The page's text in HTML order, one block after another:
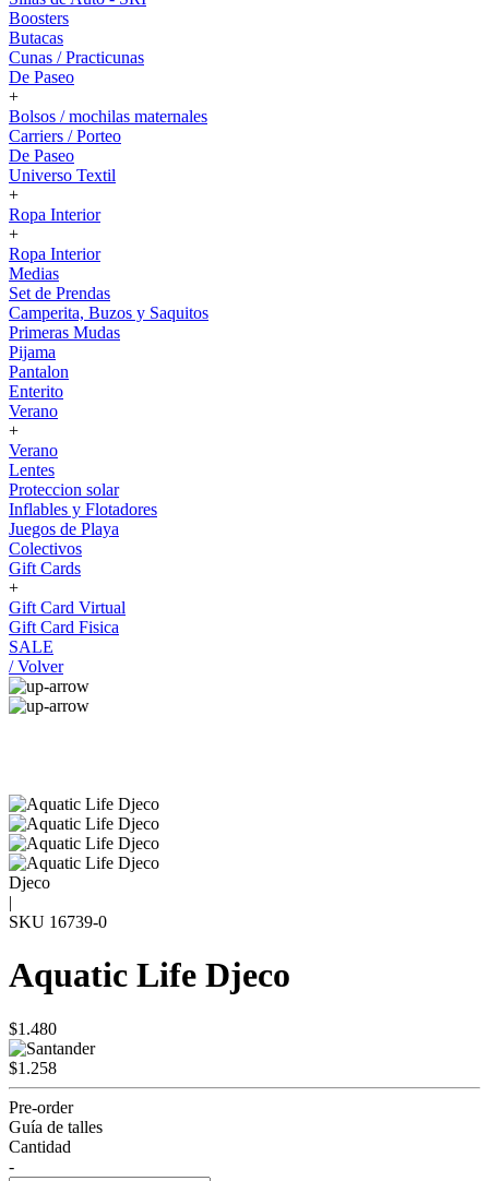
Boosters
Butacas
Cunas / Practicunas
De Paseo
+
Bolsos / mochilas maternales
Carriers / Porteo
De Paseo
Universo Textil
+
Ropa Interior
+
Ropa Interior
Medias
Set de Prendas
Camperita, Buzos y Saquitos
Primeras Mudas
Pijama
Pantalon
Enterito
Verano
+
Verano
Lentes
Proteccion solar
Inflables y Flotadores
Juegos de Playa
Colectivos
Gift Cards
+
Gift Card Virtual
Gift Card Fisica
SALE
/ Volver
Djeco
|
SKU 16739-0
Aquatic Life Djeco
$1.480
$1.258
Pre-order
Guía de talles
Cantidad
-